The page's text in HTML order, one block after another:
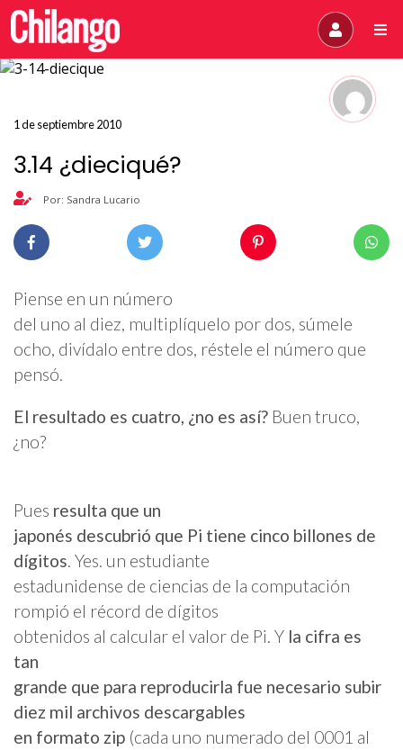
1 de septiembre 2010
3.14 ¿dieciqué?
Por: Sandra Lucario
Piense en un número
del uno al diez, multiplíquelo por dos, súmele
ocho, divídalo entre dos, réstele el número que
pensó.
El resultado es cuatro, ¿no es así? Buen truco,
¿no?
Pues resulta que un
japonés descubrió que Pi tiene cinco billones de
dígitos . Yes. un estudiante
estadunidense de ciencias de la computación
rompió el récord de dígitos
obtenidos al calcular el valor de Pi. Y la cifra es
tan
grande que para reproducirla fue necesario subir
diez mil archivos descargables
en formato zip (cada uno numerado del 0001 al